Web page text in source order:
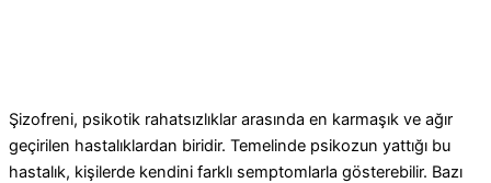
Şizofreni, psikotik rahatsızlıklar arasında en karmaşık ve ağır
geçirilen hastalıklardan biridir. Temelinde psikozun yattığı bu
hastalık, kişilerde kendini farklı semptomlarla gösterebilir. Bazı